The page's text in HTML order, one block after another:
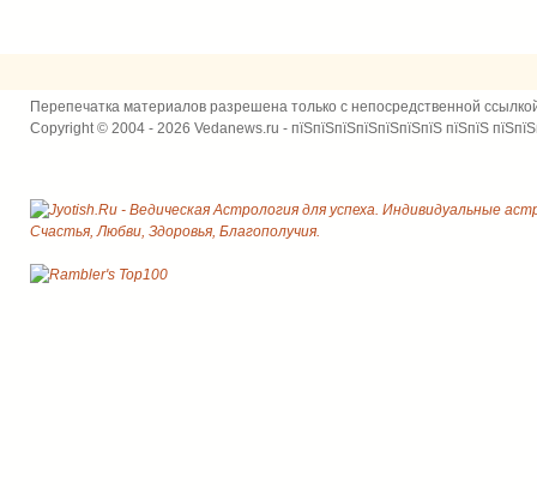
Перепечатка материалов разрешена только с непосредственной
Copyright © 2004 - 2026 Vedanews.ru - пїЅпїЅпїЅпїЅпїЅпїЅпїЅ пїЅпїЅ